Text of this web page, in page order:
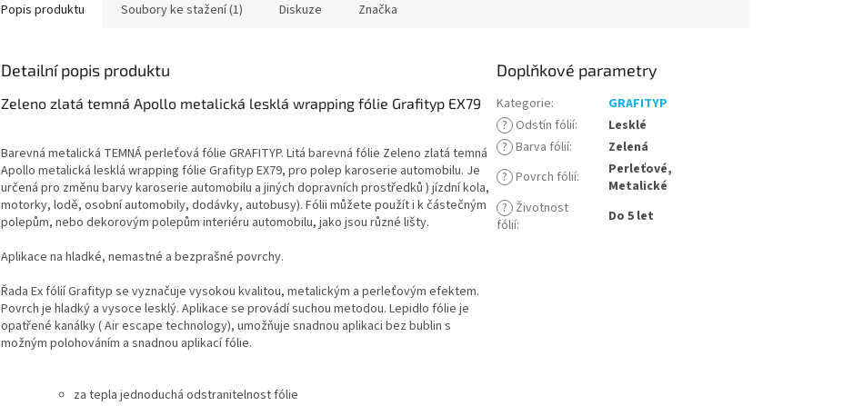
Popis produktu Soubory ke stažení (1) Diskuze Značka
Detailní popis produktu
Zeleno zlatá temná Apollo metalická lesklá wrapping fólie Grafityp EX79
Barevná metalická TEMNÁ perleťová fólie GRAFITYP. Litá barevná fólie Zeleno zlatá temná
Apollo metalická lesklá wrapping fólie Grafityp EX79, pro polep karoserie automobilu. Je
určená pro změnu barvy karoserie automobilu a jiných dopravních prostředků ) jízdní kola,
motorky, lodě, osobní automobily, dodávky, autobusy). Fólii můžete použít i k částečným
polepům, nebo dekorovým polepům interiéru automobilu, jako jsou různé lišty.
Aplikace na hladké, nemastné a bezprašné povrchy.
Řada Ex fólií Grafityp se vyznačuje vysokou kvalitou, metalickým a perleťovým efektem.
Povrch je hladký a vysoce lesklý. Aplikace se provádí suchou metodou. Lepidlo fólie je
opatřené kanálky ( Air escape technology), umožňuje snadnou aplikaci bez bublin s
možným polohováním a snadnou aplikací fólie.
za tepla jednoduchá odstranitelnost fólie
Doplňkové parametry
Kategorie:
GRAFITYP
? Odstín fólií:
Lesklé
? Barva fólií:
Zelená
? Povrch fólií:
Perleťové,
Metalické
? Životnost
fólií: Do 5 let